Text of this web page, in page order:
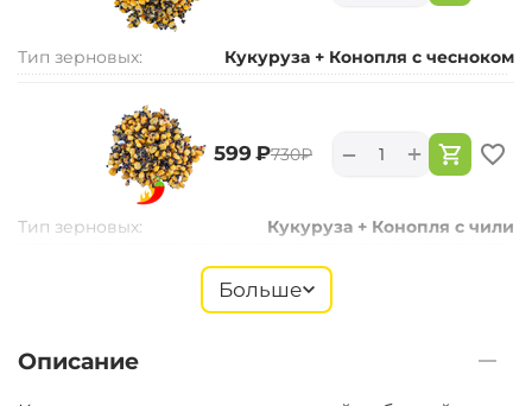
Тип зерновых: Кукуруза + Конопля с чесноком
‍599‍ ₽‍730‍₽ +
−
Тип зерновых: Кукуруза + Конопля с чили
Больше
Описание